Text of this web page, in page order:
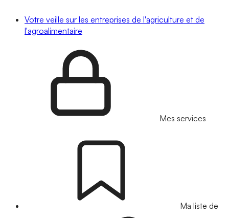
Votre veille sur les entreprises de l'agriculture et de
l'agroalimentaire
Mes services
Ma liste de